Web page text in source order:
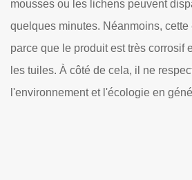
rodées pour l'efficacité des
Premièrement, ils travaillent
lié directement à la dangerosité des
Pour poursuivre, ils utilisent des